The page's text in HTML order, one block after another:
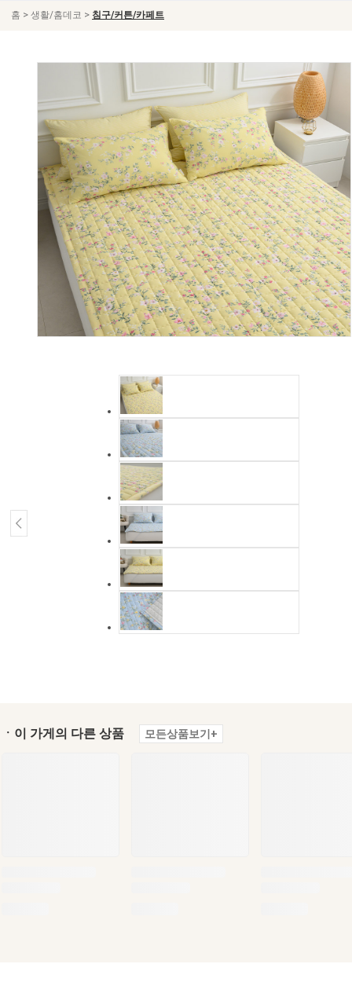
홈 > 생활/홈데코 > 침구/커튼/카페트
ㆍ이 가게의 다른 상품 모든상품보기+